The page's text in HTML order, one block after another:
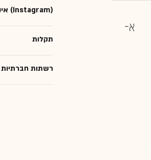
אינסטגרם (Instagram)
תקלות
רשתות חברתיות